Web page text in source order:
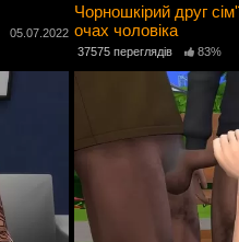
05.07.2022
Чорношкірий друг
очах чоловіка
37575 переглядів 83%